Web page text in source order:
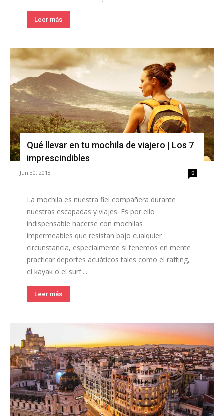
Leer más
Qué llevar en tu mochila de viajero | Los 7
imprescindibles
Jun 30, 2018 0
La mochila es nuestra fiel compañera durante
nuestras escapadas y viajes. Es por ello
indispensable hacerse con mochilas
impermeables que resistan bajo cualquier
circunstancia, especialmente si tenemos en mente
practicar deportes acuáticos tales como el rafting,
el kayak o el surf....
Leer más